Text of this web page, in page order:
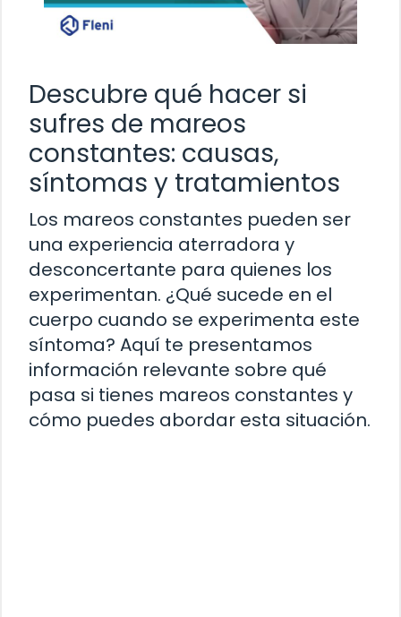
Descubre qué hacer si
sufres de mareos
constantes: causas,
síntomas y tratamientos
Los mareos constantes pueden ser
una experiencia aterradora y
desconcertante para quienes los
experimentan. ¿Qué sucede en el
cuerpo cuando se experimenta este
síntoma? Aquí te presentamos
información relevante sobre qué
pasa si tienes mareos constantes y
cómo puedes abordar esta situación.